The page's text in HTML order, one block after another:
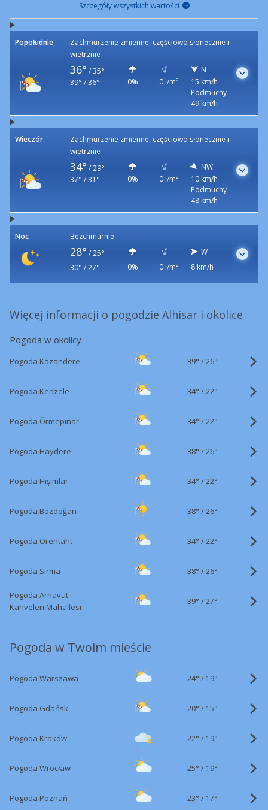
Szczegóły wszystkich wartości
Popołudnie
Zachmurzenie zmienne, częściowo słonecznie i
wietrznie
36° / 35°
39° / 36°
0% 0 l/m²
N
15 km/h
Podmuchy
49 km/h
Wieczór
Zachmurzenie zmienne, częściowo słonecznie i
wietrznie
34° / 29°
37° / 31°
0% 0 l/m²
NW
10 km/h
Podmuchy
48 km/h
Noc Bezchmurnie
28° / 25°
30° / 27°
0% 0 l/m²
W
8 km/h
Więcej informacji o pogodzie Alhisar i okolice
Pogoda w okolicy
Pogoda Kazandere 39° /26°
Pogoda Kenzele 34° /22°
Pogoda Örmepınar 34° /22°
Pogoda Haydere 38° /26°
Pogoda Hışımlar 34° /22°
Pogoda Bozdoğan 38° /26°
Pogoda Örentaht 34° /22°
Pogoda Sırma 38° /26°
Pogoda Arnavut
Kahveleri Mahallesi
39° /27°
Pogoda w Twoim mieście
Pogoda Warszawa 24° / 19°
Pogoda Gdańsk 20° / 15°
Pogoda Kraków 22° / 19°
Pogoda Wrocław 25° / 19°
Pogoda Poznań 23° / 17°